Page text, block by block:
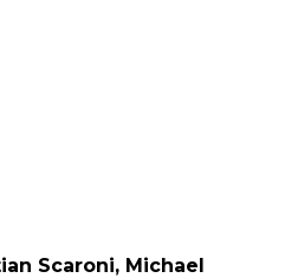
Scaroni, Michael